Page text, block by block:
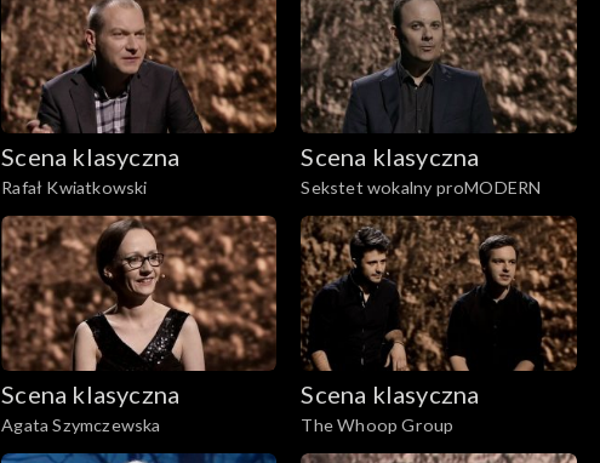
Scena klasyczna
Rafał Kwiatkowski
Scena klasyczna
Sekstet wokalny proMODERN
Scena klasyczna
Agata Szymczewska
Scena klasyczna
The Whoop Group